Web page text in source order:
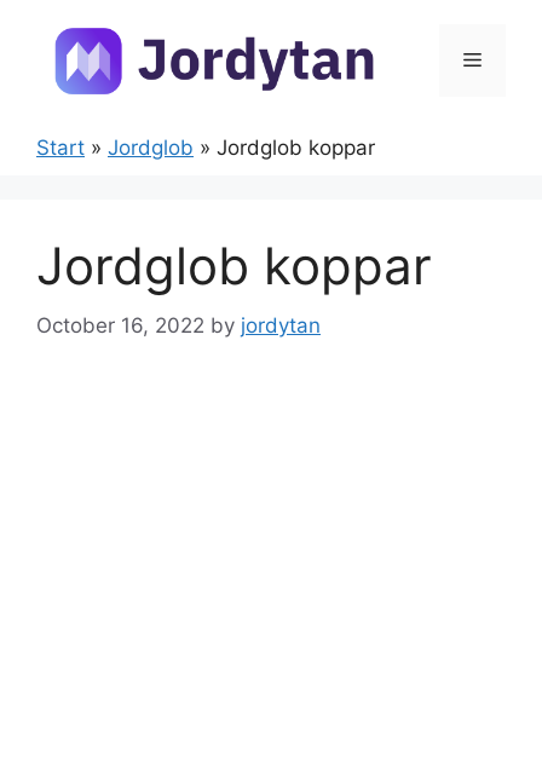
content
Menu
Start » Jordglob » Jordglob koppar
Jordglob koppar
October 16, 2022 by jordytan